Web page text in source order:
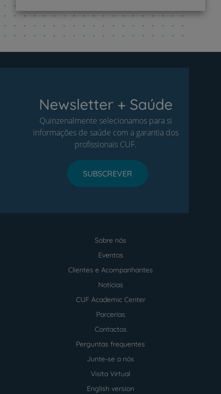
Newsletter + Saúde
Quinzenalmente selecionamos para si
informações de saúde com a garantia dos
profissionais CUF.
SUBSCREVER
Sobre nós
Eventos
Clientes e Acompanhantes
Notícias
CUF Academic Center
Parcerias
Contactos
Perguntas frequentes
Junte-se a nós
Visita Virtual
English version